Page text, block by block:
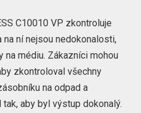
C10010 VP zkontroluje
ní nejsou nedokonalosti,
na médiu. Zákazníci mohou
zkontroloval všechny
na odpad a
aby byl výstup dokonalý.